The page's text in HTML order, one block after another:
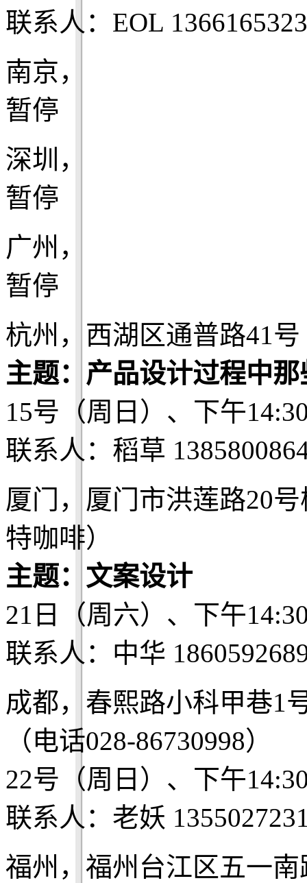
联系人：EOL
南京，
暂停
深圳，
暂停
广州，
暂停
杭州，西湖区通普路41号
主题：产品设计过程中
15号（周日）、下午
联系人：稻草
厦门，厦门市洪莲路20
特咖啡）
主题：文案设计
21日（周六）、下午
联系人：中华
成都，春熙路小科甲巷1
（电话028-86730998）
22号（周日）、下午
联系人：老妖
福州，福州台江区五一